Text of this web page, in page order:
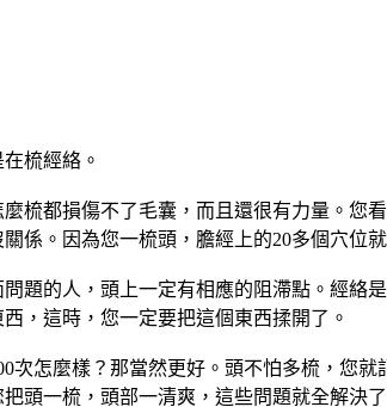
梳經絡。
梳都損傷不了毛囊，而且還很有力量。您
係。因為您一梳頭，膽經上的20多個穴位
題的人，頭上一定有相應的阻滯點。經絡
，這時，您一定要把這個東西揉開了。
次怎麼樣？那當然更好。頭不怕多梳，您
頭一梳，頭部一清爽，這些問題就全解決